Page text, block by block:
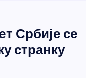
Србије се
странку